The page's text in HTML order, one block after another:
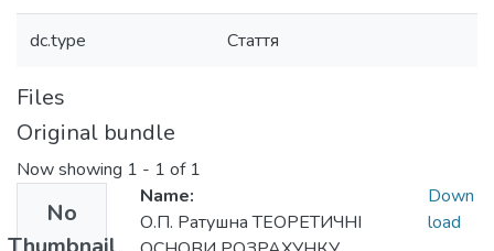
dc.type Стаття
Files
Original bundle
Now showing 1 - 1 of 1
No
Name:
О.П. Ратушна ТЕОРЕТИЧНІ
Down
load